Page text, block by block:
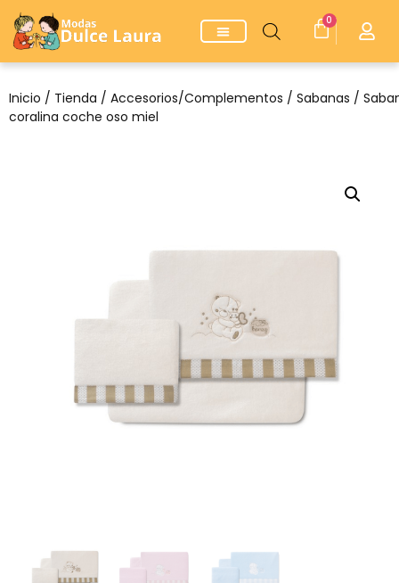
0
Inicio / Tienda / Accesorios/Complementos / Sabanas /
coralina coche oso miel